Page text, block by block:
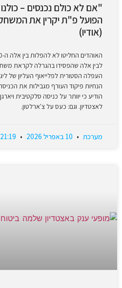
"אם לא כולם נכנסים –
הפועל פ"ת יקרין את
(אודיו)
לבין אלה שהפסידו בהגרלה לקראת
הודיע כי יוותר על כניסה סלקטיבית
לאצטדיון. וגם: כעס על צ'ארלטון.
מערכת